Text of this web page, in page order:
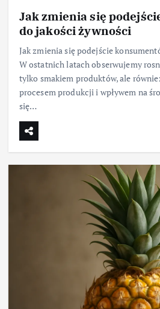
Jak zmienia się
do jakości żywności
Jak zmienia się podejście
W ostatnich latach obserwujemy
tylko smakiem produktów, ale
procesem produkcji i wpływem na
się…